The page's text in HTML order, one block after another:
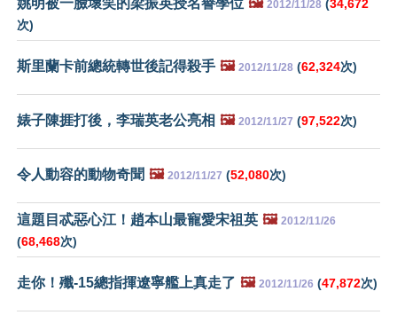
姚明被一臉壞笑的梁振英授名譽學位 🖼️ 2012/11/28 (34,672
次)
斯里蘭卡前總統轉世後記得殺手 🖼️ 2012/11/28 (62,324次)
婊子陳捱打後，李瑞英老公亮相 🖼️ 2012/11/27 (97,522次)
令人動容的動物奇聞 🖼️ 2012/11/27 (52,080次)
這題目忒惡心江！趙本山最寵愛宋祖英 🖼️ 2012/11/26
(68,468次)
走你！殲-15總指揮遼寧艦上真走了 🖼️ 2012/11/26 (47,872次)